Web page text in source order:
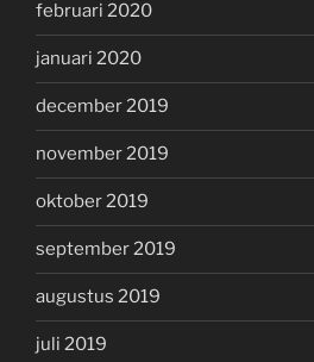
februari 2020
januari 2020
december 2019
november 2019
oktober 2019
september 2019
augustus 2019
juli 2019